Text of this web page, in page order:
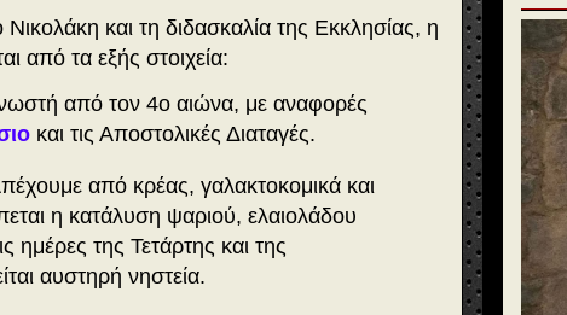
και τη διδασκαλία της Εκκλησίας, η
από τα εξής στοιχεία:
από τον 4ο αιώνα, με αναφορές
και τις Αποστολικές Διαταγές.
από κρέας, γαλακτοκομικά και
η κατάλυση ψαριού, ελαιολάδου
ημέρες της Τετάρτης και της
αυστηρή νηστεία.